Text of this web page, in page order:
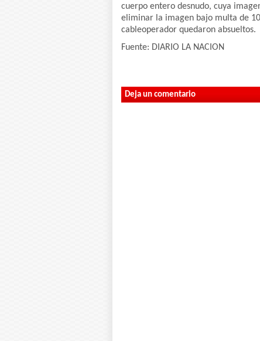
cuerpo entero desnudo, cuya
eliminar la imagen bajo multa de
cableoperador quedaron absueltos.
Fuente: DIARIO LA NACION
Deja un comentario